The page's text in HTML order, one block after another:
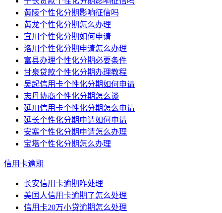
黄陵个性化分期影响征信吗
黄龙个性化分期怎么办理
宜川个性化分期如何申请
洛川个性化分期申请怎么办理
富县办理个性化分期必要条件
甘泉贷款个性化分期办理教程
吴起信用卡个性化分期如何申请
志丹协商个性化分期怎么谈
延川信用卡个性化分期怎么申请
延长个性化分期申请如何申请
安塞个性化分期申请怎么办理
宝塔个性化分期怎么办理
信用卡逾期
长安信用卡逾期咋处理
美国人信用卡逾期了怎么处理
信用卡20万小贷逾期怎么处理